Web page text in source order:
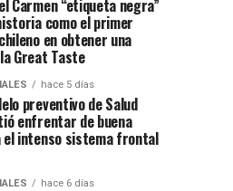
Carmen “etiqueta negra”
como el primer
en obtener una
Great Taste
hace 5 días
preventivo de Salud
enfrentar de buena
intenso sistema frontal
hace 6 días